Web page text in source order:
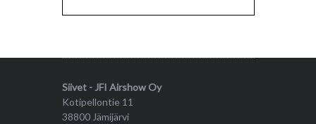
Siivet - JFI Airshow Oy
Kotipellontie 11
38800 Jämijärvi